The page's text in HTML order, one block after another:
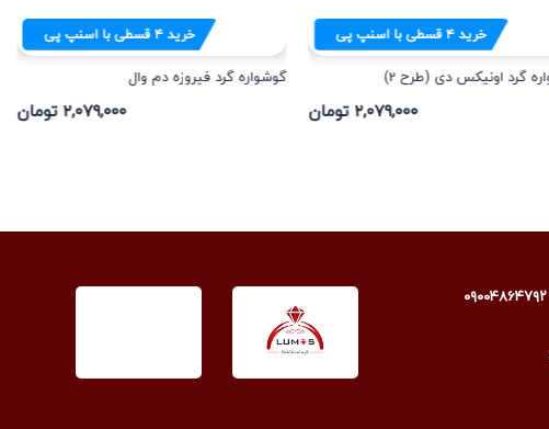
خرید۴قسطی با اسنپ پی
گرد اونیکس دی (طرح 2)
۲,۰۷۹,۰۰۰ تومان
خرید۴قسطی با اسنپ پی
گوشواره گرد فیروزه دم وال
۲,۰۷۹,۰۰۰ تومان